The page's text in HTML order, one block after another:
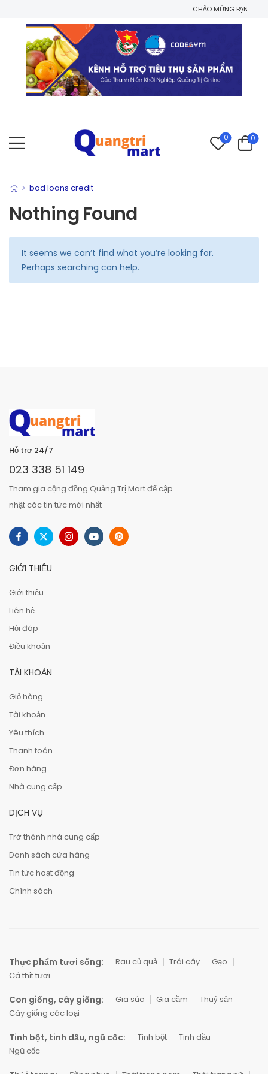
CHÀO MỪNG BẠN ĐẾN
0 0
> bad loans credit
Nothing Found
It seems we can’t find what you’re looking for.
Perhaps searching can help.
Hỗ trợ 24/7
023 338 51 149
Tham gia cộng đồng Quảng Trị Mart để cập
nhật các tin tức mới nhất
GIỚI THIỆU
Giới thiệu
Liên hệ
Hỏi đáp
Điều khoản
TÀI KHOẢN
Giỏ hàng
Tài khoản
Yêu thích
Thanh toán
Đơn hàng
Nhà cung cấp
DỊCH VỤ
Trở thành nhà cung cấp
Danh sách cửa hàng
Tin tức hoạt động
Chính sách
Thực phẩm tươi sống: Rau củ quả Trái cây
Gạo
Cá thịt tươi
Con giống, cây giống: Gia súc Gia cầm
Thuỷ sản
Cây giống các loại
Tinh bột, tinh dầu, ngũ cốc: Tinh bột
Tinh dầu
Ngũ cốc